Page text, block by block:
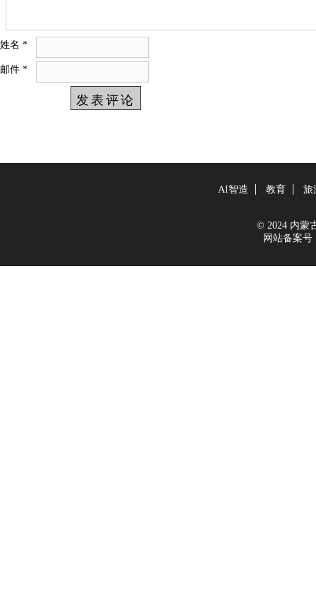
姓名 *
邮件 *
AI智造 教育 旅
© 2024 内蒙
网站备案号